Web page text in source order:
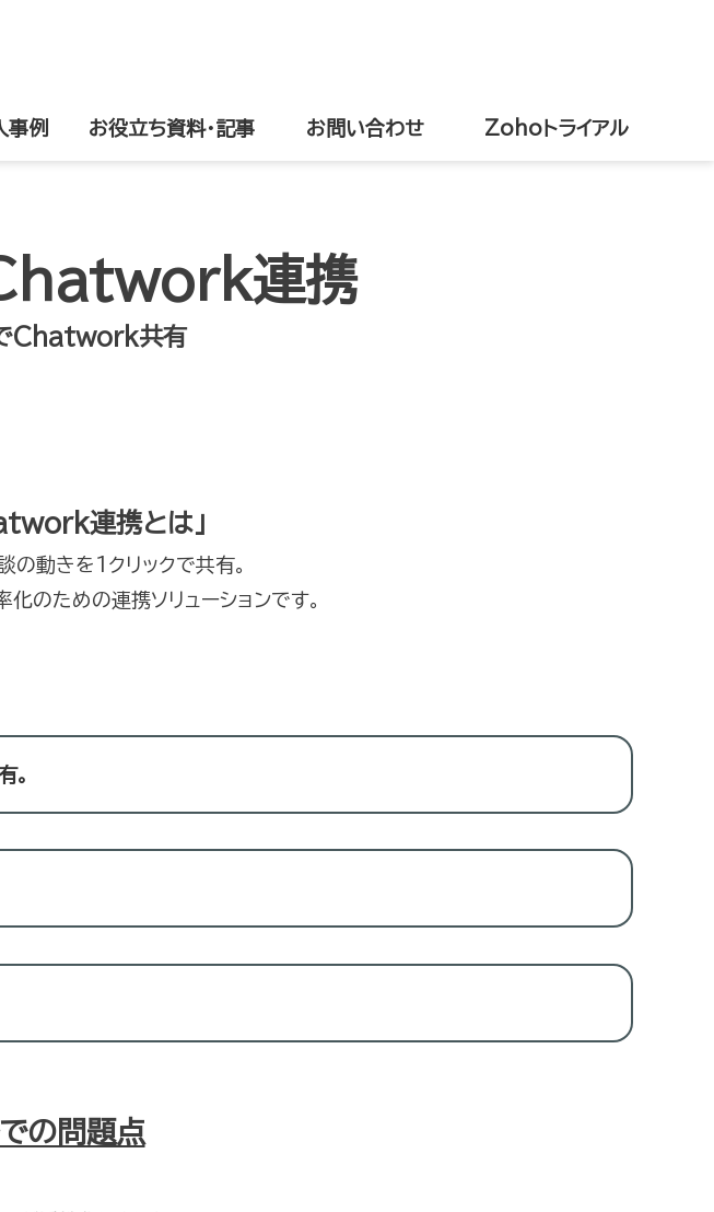
例 お役立ち資料・記事 お問い合わせ Zohoトライアル
連携
でChatwork共有
連携とは」
動きを1クリックで共有。
のための連携ソリューションです。
。
の問題点